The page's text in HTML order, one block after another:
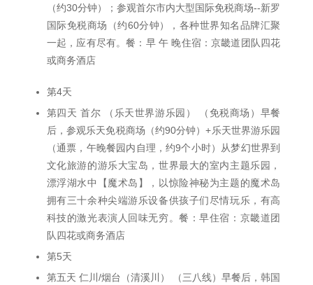
（约30分钟）；参观首尔市内大型国际免税商场--新罗
国际免税商场（约60分钟），各种世界知名品牌汇聚
一起，应有尽有。餐：早 午 晚住宿：京畿道团队四花
或商务酒店
第4天
第四天 首尔 （乐天世界游乐园） （免税商场）早餐
后，参观乐天免税商场（约90分钟）+乐天世界游乐园
（通票，午晚餐园内自理，约9个小时）从梦幻世界到
文化旅游的游乐大宝岛，世界最大的室内主题乐园，
漂浮湖水中【魔术岛】，以惊险神秘为主题的魔术岛
拥有三十余种尖端游乐设备供孩子们尽情玩乐，有高
科技的激光表演人回味无穷。餐：早住宿：京畿道团
队四花或商务酒店
第5天
第五天 仁川/烟台（清溪川） （三八线）早餐后，韩国